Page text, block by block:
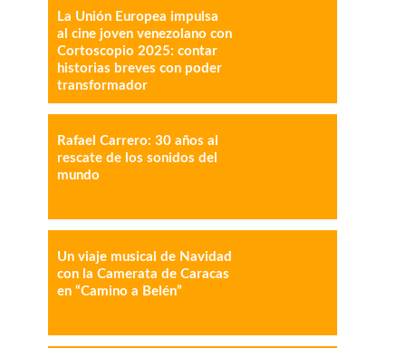
IMPRESIÓN COPY URL
La Unión Europea impulsa
al cine joven venezolano con
Cortoscopio 2025: contar
historias breves con poder
transformador
Rafael Carrero: 30 años al
rescate de los sonidos del
mundo
Un viaje musical de Navidad
con la Camerata de Caracas
en “Camino a Belén”